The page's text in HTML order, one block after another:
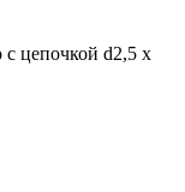
с цепочкой d2,5 х